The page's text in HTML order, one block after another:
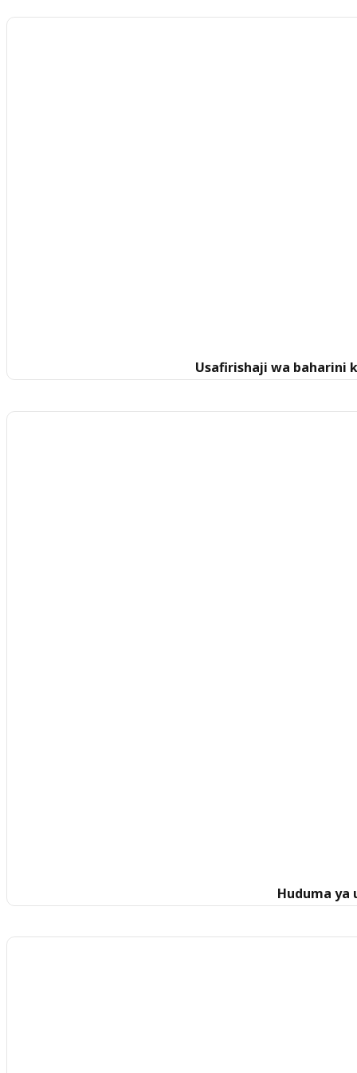
Usafirishaji wa baharini
Huduma ya